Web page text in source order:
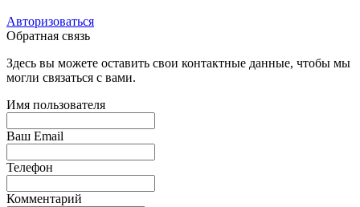
Авторизоваться
Обратная связь
Здесь вы можете оставить свои контактные данные, чтобы мы
могли связаться с вами.
Имя пользователя
Ваш Email
Телефон
Комментарий